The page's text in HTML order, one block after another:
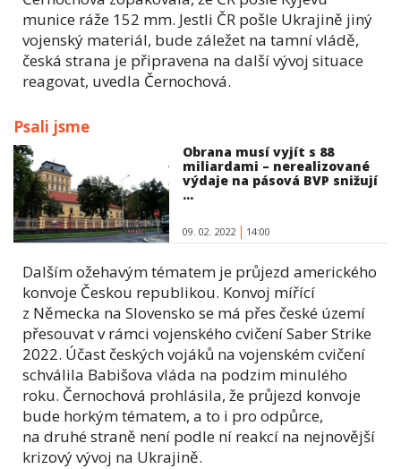
munice ráže 152 mm. Jestli ČR pošle Ukrajině jiný
vojenský materiál, bude záležet na tamní vládě,
česká strana je připravena na další vývoj situace
reagovat, uvedla Černochová.
Psali jsme
Obrana musí vyjít s 88
miliardami – nerealizované
výdaje na pásová BVP snižují
...
09. 02. 2022 14:00
Dalším ožehavým tématem je průjezd amerického
konvoje Českou republikou. Konvoj mířící
z Německa na Slovensko se má přes české území
přesouvat v rámci vojenského cvičení Saber Strike
2022. Účast českých vojáků na vojenském cvičení
schválila Babišova vláda na podzim minulého
roku. Černochová prohlásila, že průjezd konvoje
bude horkým tématem, a to i pro odpůrce,
na druhé straně není podle ní reakcí na nejnovější
krizový vývoj na Ukrajině.